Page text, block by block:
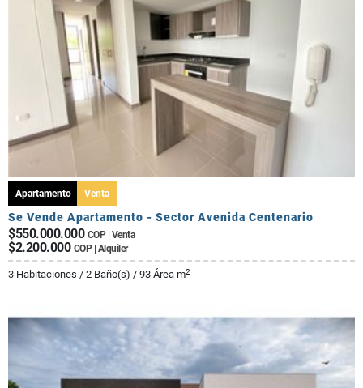
Apartamento Venta
Se Vende Apartamento - Sector Avenida Centenario
$550.000.000 COP | Venta
$2.200.000 COP | Alquiler
3 Habitaciones / 2 Baño(s) / 93 Área m2